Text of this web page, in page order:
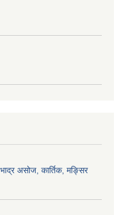
असोज, कार्तिक, मङ्सिर